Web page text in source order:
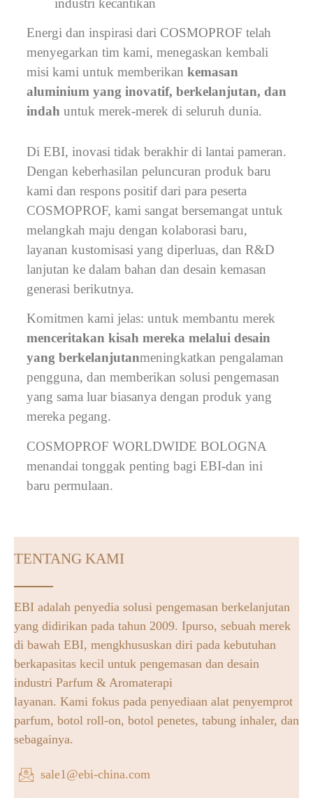
industri kecantikan
Energi dan inspirasi dari COSMOPROF telah
menyegarkan tim kami, menegaskan kembali
misi kami untuk memberikan kemasan
aluminium yang inovatif, berkelanjutan, dan
indah untuk merek-merek di seluruh dunia.
Di EBI, inovasi tidak berakhir di lantai pameran.
Dengan keberhasilan peluncuran produk baru
kami dan respons positif dari para peserta
COSMOPROF, kami sangat bersemangat untuk
melangkah maju dengan kolaborasi baru,
layanan kustomisasi yang diperluas, dan R&D
lanjutan ke dalam bahan dan desain kemasan
generasi berikutnya.
Komitmen kami jelas: untuk membantu merek
menceritakan kisah mereka melalui desain
yang berkelanjutanmeningkatkan pengalaman
pengguna, dan memberikan solusi pengemasan
yang sama luar biasanya dengan produk yang
mereka pegang.
COSMOPROF WORLDWIDE BOLOGNA
menandai tonggak penting bagi EBI-dan ini
baru permulaan.
TENTANG KAMI
EBI adalah penyedia solusi pengemasan berkelanjutan
yang didirikan pada tahun 2009. Ipurso, sebuah merek
di bawah EBI, mengkhususkan diri pada kebutuhan
berkapasitas kecil untuk pengemasan dan desain
industri Parfum & Aromaterapi
layanan. Kami fokus pada penyediaan alat penyemprot
parfum, botol roll-on, botol penetes, tabung inhaler, dan
sebagainya.
sale1@ebi-china.com